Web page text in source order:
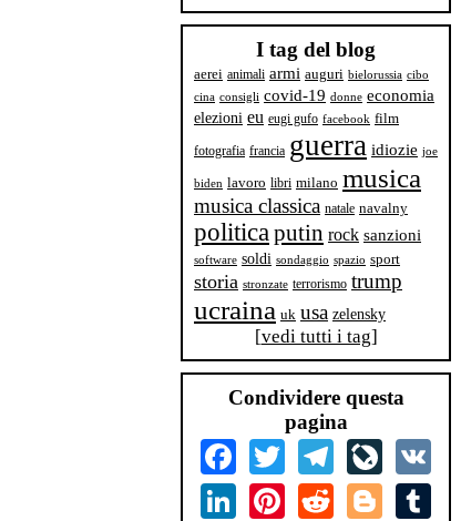
I tag del blog
aerei animali armi auguri bielorussia cibo
cina consigli covid-19 donne economia
elezioni eu eugi gufo facebook film
fotografia francia guerra idiozie joe
biden lavoro libri milano musica
musica classica natale navalny
politicaputin rock sanzioni
software soldi sondaggio spazio sport
storia stronzate terrorismo trump
ucraina uk usa zelensky
[vedi tutti i tag]
Condividere questa
pagina
FacebookTwitter Telegram
LinkedInPinterestReddit Blogger